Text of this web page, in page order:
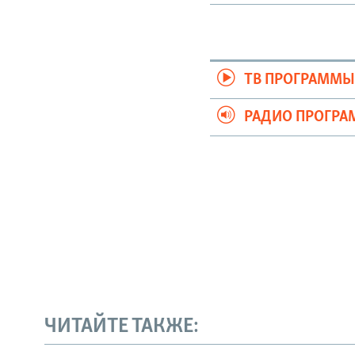
ТВ ПРОГРАММЫ
РАДИО
ЧИТАЙТЕ ТАКЖЕ: